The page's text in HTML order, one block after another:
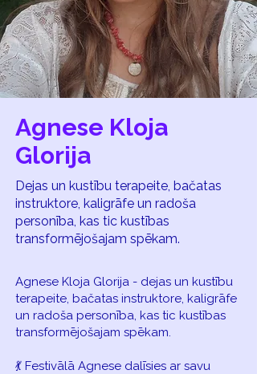
Agnese Kloja
Glorija
Dejas un kustību terapeite, bačatas
instruktore, kaligrāfe un radoša
personība, kas tic kustības
transformējošajam spēkam.
Agnese Kloja Glorija - dejas un kustību
terapeite, bačatas instruktore, kaligrāfe
un radoša personība, kas tic kustības
transformējošajam spēkam.
💃 Festivālā Agnese dalīsies ar savu